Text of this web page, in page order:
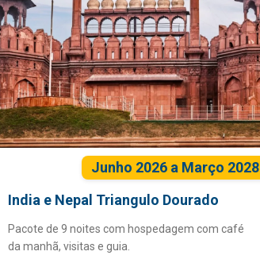
Junho 2026 a Março 2028
India e Nepal Triangulo Dourado
Pacote de 9 noites com hospedagem com café
da manhã, visitas e guia.